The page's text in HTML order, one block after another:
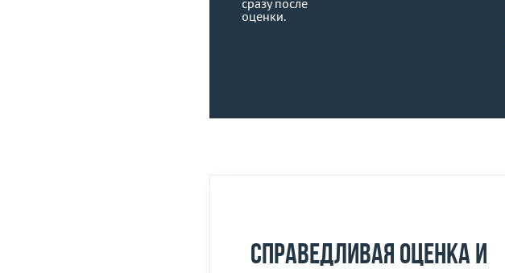
сразу после
оценки.
Справедливая оценка и